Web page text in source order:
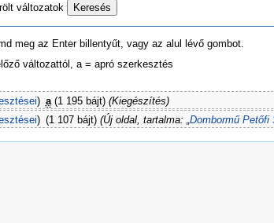
változatok
meg az Enter billentyűt, vagy az alul lévő gombot.
változattól, a = apró szerkesztés
) a (1 195 bájt) (Kiegészítés)
) (1 107 bájt) (Új oldal, tartalma: „ Dombormű Petőfi